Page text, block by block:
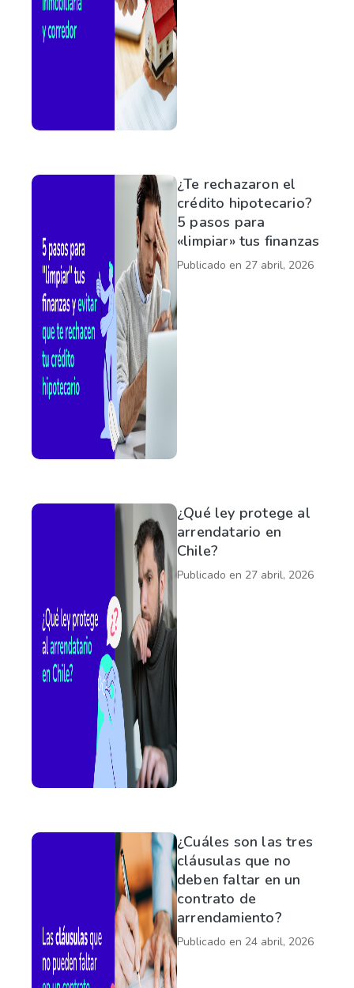
¿Te rechazaron el
crédito hipotecario?
5 pasos para
«limpiar» tus finanzas
Publicado en 27 abril, 2026
¿Qué ley protege al
arrendatario en
Chile?
Publicado en 27 abril, 2026
¿Cuáles son las tres
cláusulas que no
deben faltar en un
contrato de
arrendamiento?
Publicado en 24 abril, 2026